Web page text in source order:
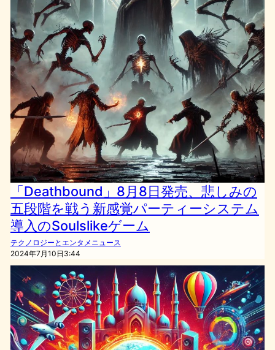
「Deathbound」8月8日発売、悲しみの
五段階を戦う新感覚パーティーシステム
導入のSoulslikeゲーム
テクノロジーとエンタメニュース
2024年7月10日3:44